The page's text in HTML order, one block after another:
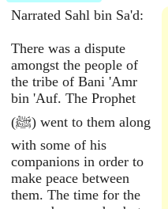
Narrated Sahl bin Sa'd:
There was a dispute
amongst the people of
the tribe of Bani 'Amr
bin 'Auf. The Prophet
(ﷺ) went to them along
with some of his
companions in order to
make peace between
them. The time for the